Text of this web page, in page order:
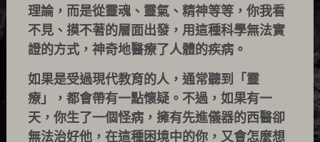
理論，而是從靈魂、靈氣、精神等等，你我看
不見、摸不著的層面出發，用這種科學無法實
證的方式，神奇地醫療了人體的疾病。
如果是受過現代教育的人，通常聽到「靈
療」，都會帶有一點懷疑。不過，如果有一
天，你生了一個怪病，擁有先進儀器的西醫卻
無法治好他，在這種困境中的你，又會怎麼想